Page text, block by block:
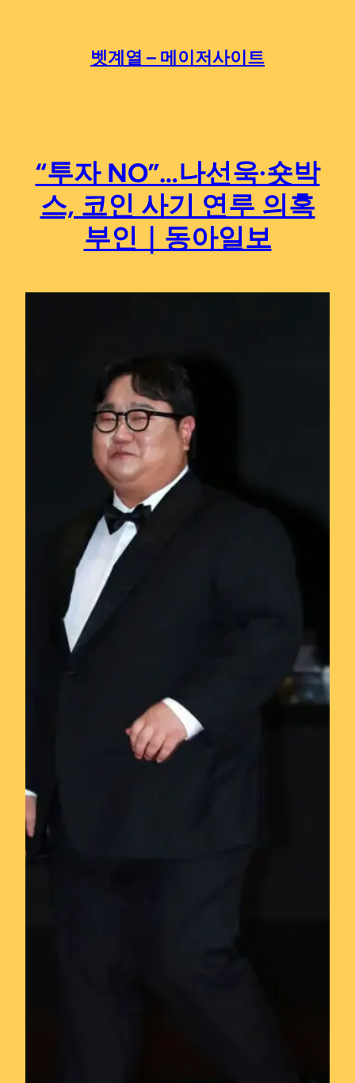
벳계열 – 메이저사이트
“투자 NO”…나선욱·숏박
스, 코인 사기 연루 의혹
부인｜동아일보